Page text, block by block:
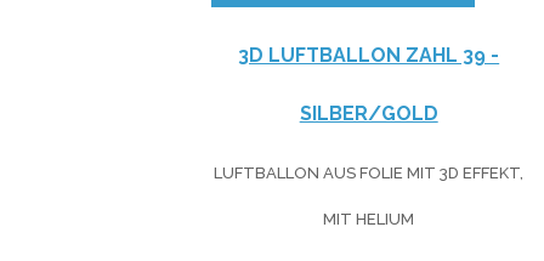
3D LUFTBALLON ZAHL 39 -
SILBER/GOLD
LUFTBALLON AUS FOLIE MIT 3D EFFEKT,
MIT HELIUM